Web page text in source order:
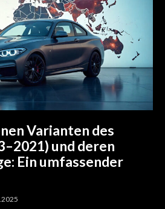
Varianten des
und deren
Ein umfassender